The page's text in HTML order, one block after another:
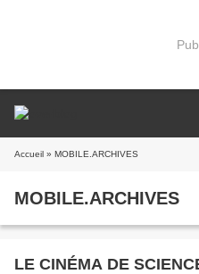
Accueil » MOBILE.ARCHIVES
MOBILE.ARCHIVES
LE CINÉMA DE